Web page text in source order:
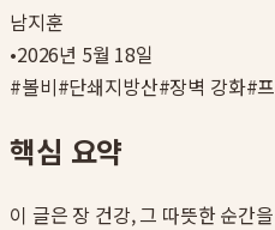
남지훈
•2026년 5월 18일
#볼비#단쇄지방산#장벽 강화#
핵심 요약
이 글은 장 건강, 그 따뜻한 순간